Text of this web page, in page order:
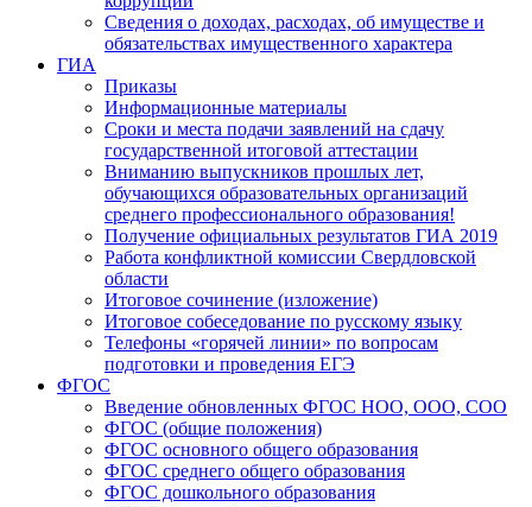
Сведения о доходах, расходах, об имуществе и
обязательствах имущественного характера
ГИА
Приказы
Информационные материалы
Сроки и места подачи заявлений на сдачу
государственной итоговой аттестации
Вниманию выпускников прошлых лет,
обучающихся образовательных организаций
среднего профессионального образования!
Получение официальных результатов ГИА 2019
Работа конфликтной комиссии Свердловской
области
Итоговое сочинение (изложение)
Итоговое собеседование по русскому языку
Телефоны «горячей линии» по вопросам
подготовки и проведения ЕГЭ
ФГОС
Введение обновленных ФГОС НОО, ООО, СОО
ФГОС (общие положения)
ФГОС основного общего образования
ФГОС среднего общего образования
ФГОС дошкольного образования